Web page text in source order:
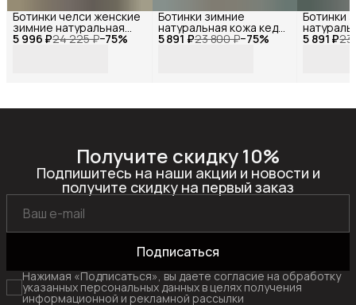
5 996 ₽24 225 ₽−75%
Ботинки челси женские
зимние натуральная
кожа шерсть , Reversal, 5 891 ₽23 800 ₽−75%
Ботинки зимние
натуральная кожа кеды
на высокой подошве, 5 891 ₽23
Ботинки
на
Получите скидку 10%
Подпишитесь на наши акции и новости и
получите скидку на первый заказ
Подписаться
Нажимая «Подписаться», вы даете согласие на обработку
указанных персональных данных в целях получения
информационной и рекламной рассылки